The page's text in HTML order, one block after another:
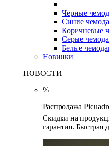
Черные
Синие
Коричневые
Серые
Белые
Новинки
НОВОСТИ
%
Распродажа
Скидки на
гарантия. Быстрая